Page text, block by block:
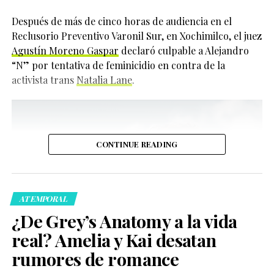
impacto positivo.
“He podido vivir siendo
yo misma durante
mucho tiempo y me
piel. Quiero que otras
personas también
puedan sentir esa
comodidad”, expresó.
Actualmente, Cynthia Erivo también protagoniza una
producción teatral de Draculaen el West End de
Londres, donde interpreta no solo al personaje
principal, sino a otros 22 personajes más, sumando un
521
Compartir
Sin embargo, su historia no fue sencilla. Tierney reveló
Después de más de cinco horas de audiencia en el
Reclusorio Preventivo Varonil Sur, en Xochimilco, el juez
Agustín Moreno Gaspar declaró culpable a Alejandro
“N” por tentativa de feminicidio en contra de la
activista trans Natalia Lane.
CONTINUE READING
ATEMPORAL
¿De Grey’s Anatomy a la vida
real? Amelia y Kai desatan
rumores de romance